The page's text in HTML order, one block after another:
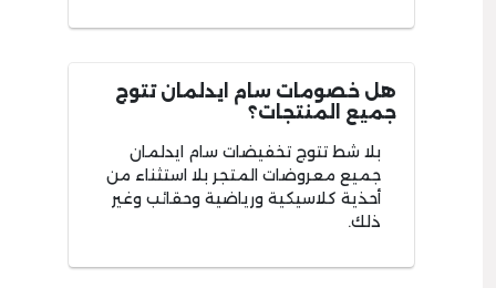
هل خصومات سام ايدلمان تتوج
جميع المنتجات؟
بلا شط تتوج تخفيضات سام ايدلمان
جميع معروضات المتجر بلا استثناء من
أحذية كلاسيكية ورياضية وحقائب وغير
ذلك.